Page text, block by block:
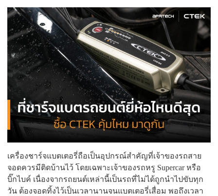
เครื่องชาร์จแบตเตอรี่ถือเป็นอุปกรณ์สำคัญที่เจ้าของรถสาย
จอดควรมีติดบ้านไว้ โดยเฉพาะเจ้าของรถหรู Supercar หรือ
บิ๊กไบค์ เนื่องจากรถยนต์เหล่านี้เป็นรถที่ไม่ได้ถูกนำไปขับทุก
วัน ต้องจอดทิ้งไว้เป็นเวลานานจนแบตเตอรี่เสื่อม พอถึงเวลา